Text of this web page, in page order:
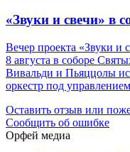
«Звуки и свечи» в
Вечер проекта «Звуки и
8 августа в соборе
Вивальди и Пьяццолы
оркестр под
Оставить отзыв или
Сообщить об ошибке
Орфей медиа